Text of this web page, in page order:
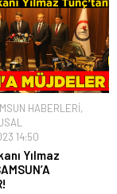
HABERLERİ,
14:50
Yılmaz